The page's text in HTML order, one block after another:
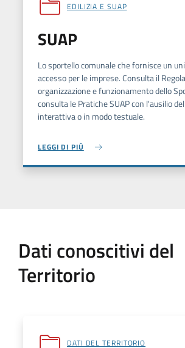
EDILIZIA E SUAP
SUAP
Lo sportello comunale che fornisce un
accesso per le imprese. Consulta il
organizzazione e funzionamento dello
consulta le Pratiche SUAP con l'ausilio
interattiva o in modo testuale.
LEGGI DI PIÙ
Dati conoscitivi del
Territorio
DATI DEL TERRITORIO